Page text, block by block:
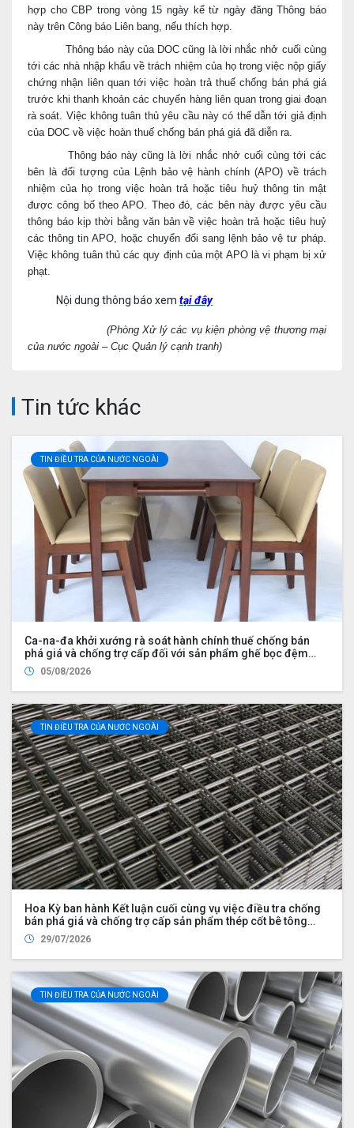
hợp cho CBP trong vòng 15 ngày kể từ ngày đăng Thông báo
này trên Công báo Liên bang, nếu thích hợp.
Thông báo này của DOC cũng là lời nhắc nhở cuối cùng
tới các nhà nhập khẩu về trách nhiệm của họ trong việc nộp giấy
chứng nhận liên quan tới việc hoàn trả thuế chống bán phá giá
trước khi thanh khoản các chuyến hàng liên quan trong giai đoạn
rà soát. Việc không tuân thủ yêu cầu này có thể dẫn tới giả định
của DOC về việc hoàn thuế chống bán phá giá đã diễn ra.
Thông báo này cũng là lời nhắc nhở cuối cùng tới các
bên là đối tượng của Lệnh bảo vệ hành chính (APO) về trách
nhiệm của họ trong việc hoàn trả hoặc tiêu huỷ thông tin mật
được công bố theo APO. Theo đó, các bên này được yêu cầu
thông báo kịp thời bằng văn bản về việc hoàn trả hoặc tiêu huỷ
các thông tin APO, hoặc chuyển đổi sang lệnh bảo vệ tư pháp.
Việc không tuân thủ các quy định của một APO là vi phạm bị xử
phạt.
Nội dung thông báo xem tại đây
(Phòng Xử lý các vụ kiện phòng vệ thương mại
của nước ngoài – Cục Quản lý cạnh tranh)
Tin tức khác
TIN ĐIỀU TRA CỦA NƯỚC NGOÀI
Ca-na-đa khởi xướng rà soát hành chính thuế chống bán
phá giá và chống trợ cấp đối với sản phẩm ghế bọc đệm
nhập khẩu từ Trung Quốc và Việt Nam, đồng thời nhập khẩu
từ Hoa Kỳ bởi Công ty Wayfair LLC (UDS 2026 UP2)
05/08/2026
TIN ĐIỀU TRA CỦA NƯỚC NGOÀI
Hoa Kỳ ban hành Kết luận cuối cùng vụ việc điều tra chống
bán phá giá và chống trợ cấp sản phẩm thép cốt bê tông
nhập khẩu từ Việt Nam
29/07/2026
TIN ĐIỀU TRA CỦA NƯỚC NGOÀI